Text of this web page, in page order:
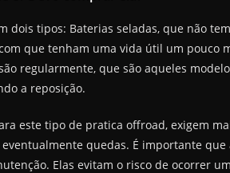
dois tipos: Baterias seladas, que não
que tenham uma vida útil um pouco
regularmente, que são aqueles
a reposição.
este tipo de pratica offroad, exigem
quedas. É importante
Elas evitam o risco de ocorrer